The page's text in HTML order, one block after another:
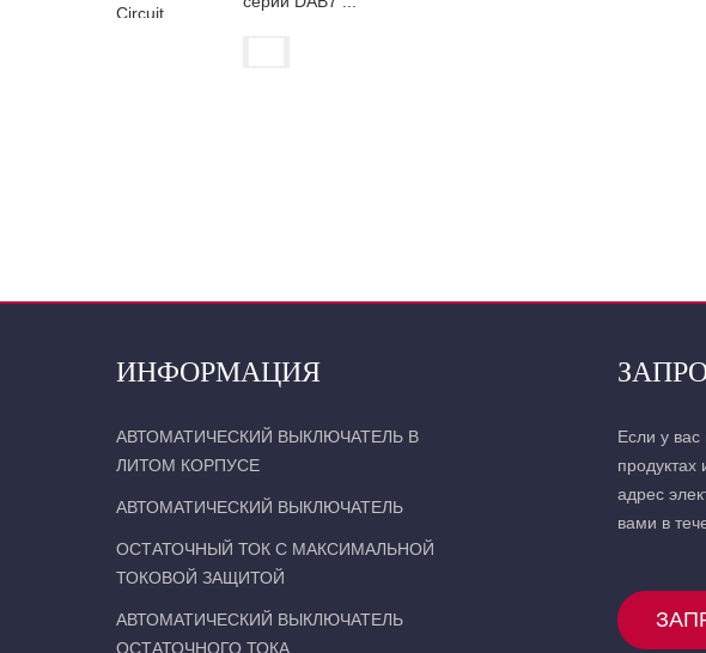
ИНФОРМАЦИЯ
АВТОМАТИЧЕСКИЙ ВЫКЛЮЧАТЕЛЬ В
ЛИТОМ КОРПУСЕ
АВТОМАТИЧЕСКИЙ ВЫКЛЮЧАТЕЛЬ
ОСТАТОЧНЫЙ ТОК С МАКСИМАЛЬНОЙ
ТОКОВОЙ ЗАЩИТОЙ
АВТОМАТИЧЕСКИЙ ВЫКЛЮЧАТЕЛЬ
ОСТАТОЧНОГО ТОКА
Если у
продуктах
адрес
вами в